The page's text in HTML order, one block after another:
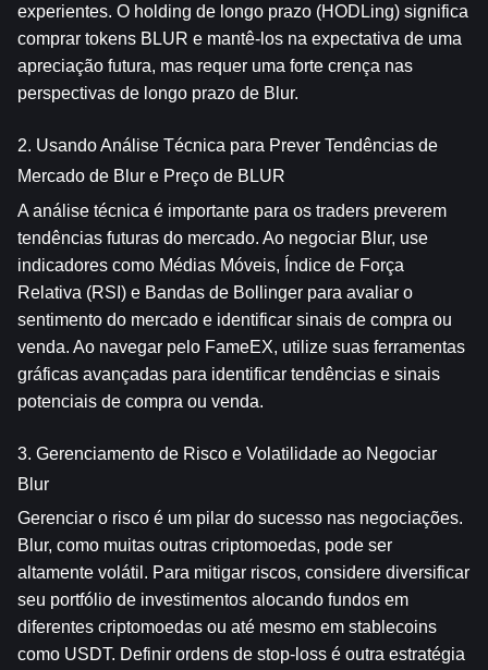
experientes. O holding de longo prazo (HODLing) significa
comprar tokens BLUR e mantê-los na expectativa de uma
apreciação futura, mas requer uma forte crença nas
perspectivas de longo prazo de Blur.
2. Usando Análise Técnica para Prever Tendências de
Mercado de Blur e Preço de BLUR
A análise técnica é importante para os traders preverem
tendências futuras do mercado. Ao negociar Blur, use
indicadores como Médias Móveis, Índice de Força
Relativa (RSI) e Bandas de Bollinger para avaliar o
sentimento do mercado e identificar sinais de compra ou
venda. Ao navegar pelo FameEX, utilize suas ferramentas
gráficas avançadas para identificar tendências e sinais
potenciais de compra ou venda.
3. Gerenciamento de Risco e Volatilidade ao Negociar
Blur
Gerenciar o risco é um pilar do sucesso nas negociações.
Blur, como muitas outras criptomoedas, pode ser
altamente volátil. Para mitigar riscos, considere diversificar
seu portfólio de investimentos alocando fundos em
diferentes criptomoedas ou até mesmo em stablecoins
como USDT. Definir ordens de stop-loss é outra estratégia